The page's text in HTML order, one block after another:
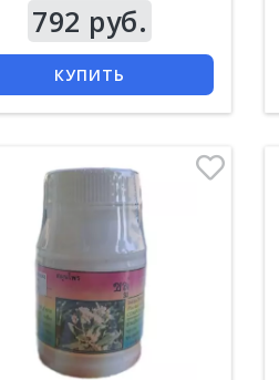
792 руб.
КУПИТЬ